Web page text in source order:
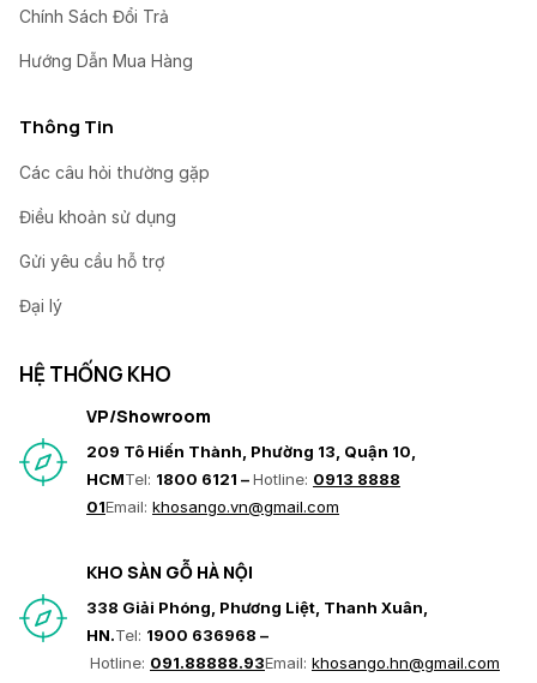
Chính Sách Đổi Trả
Hướng Dẫn Mua Hàng
Thông Tin
Các câu hỏi thường gặp
Điều khoản sử dụng
Gửi yêu cầu hỗ trợ
Đại lý
HỆ THỐNG KHO
VP/Showroom
209 Tô Hiến Thành, Phường 13, Quận 10,
HCMTel: 1800 6121 –Hotline: 0913 8888
01Email: khosango.vn@gmail.com
KHO SÀN GỖ HÀ NỘI
338 Giải Phóng, Phương Liệt, Thanh Xuân,
HN.Tel: 1900 636968 –
Hotline: 091.88888.93Email: khosango.hn@gmail.com